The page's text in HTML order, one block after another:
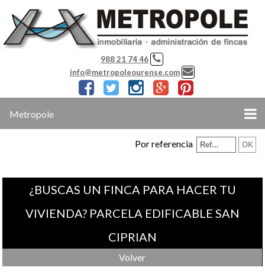
988 21 74 46
info@metropoleourense.com
Metropole
Por referencia
¿BUSCAS UN FINCA PARA HACER TU
VIVIENDA? PARCELA EDIFICABLE SAN
CIPRIAN
Volver